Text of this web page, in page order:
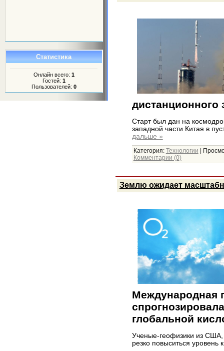
Статистика
Онлайн всего: 1
Гостей: 1
Пользователей: 0
дистанционного
Старт был дан на
западной части Китая в
дальше »
Категория: Технологии
Комментарии (0)
Землю ожидает
Международная
глобальной
Ученые-геофизики из
резко повыситься уровень